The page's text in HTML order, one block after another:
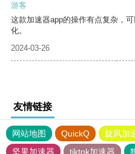
游客
这款加速器app的操作有点复杂，
化。
2024-03-26
友情链接
网站地图 QuickQ 旋风加
坚果加速器
tiktok加速器